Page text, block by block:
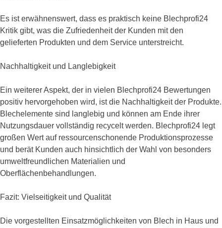
Es ist erwähnenswert, dass es praktisch keine Blechprofi24
Kritik gibt, was die Zufriedenheit der Kunden mit den
gelieferten Produkten und dem Service unterstreicht.
Nachhaltigkeit und Langlebigkeit
Ein weiterer Aspekt, der in vielen Blechprofi24 Bewertungen
positiv hervorgehoben wird, ist die Nachhaltigkeit der Produkte.
Blechelemente sind langlebig und können am Ende ihrer
Nutzungsdauer vollständig recycelt werden. Blechprofi24 legt
großen Wert auf ressourcenschonende Produktionsprozesse
und berät Kunden auch hinsichtlich der Wahl von besonders
umweltfreundlichen Materialien und
Oberflächenbehandlungen.
Fazit: Vielseitigkeit und Qualität
Die vorgestellten Einsatzmöglichkeiten von Blech in Haus und